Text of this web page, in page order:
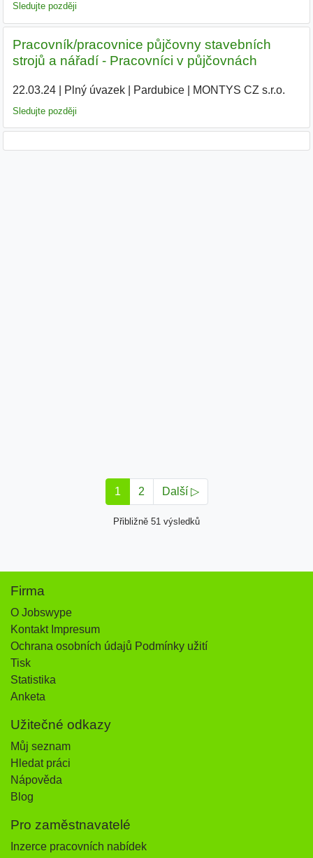
Sledujte později
Pracovník/pracovnice půjčovny stavebních
strojů a nářadí - Pracovníci v půjčovnách
22.03.24| Plný úvazek| Pardubice| MONTYS CZ s.r.o.
Sledujte později
1 2 Další ▷
Přibližně 51 výsledků
Firma
O Jobswype
Kontakt Impresum
Ochrana osobních údajů Podmínky užití
Tisk
Statistika
Anketa
Užitečné odkazy
Můj seznam
Hledat práci
Nápověda
Blog
Pro zaměstnavatelé
Inzerce pracovních nabídek